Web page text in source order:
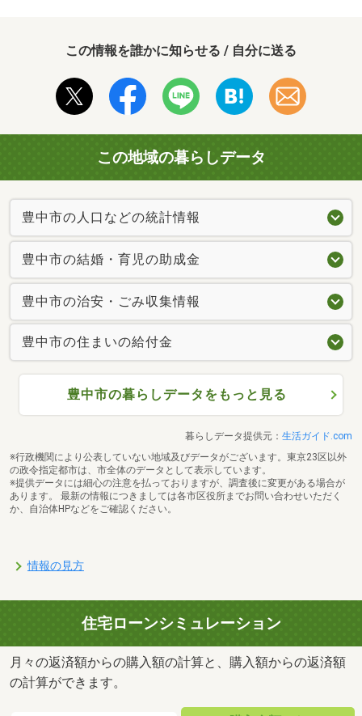
この情報を誰かに知らせる / 自分に送る
この地域の暮らしデータ
豊中市の人口などの統計情報
豊中市の結婚・育児の助成金
豊中市の治安・ごみ収集情報
豊中市の住まいの給付金
豊中市の暮らしデータをもっと見る
暮らしデータ提供元： 生活ガイド.com
※行政機関により公表していない地域及びデータがございます。東京23区以外
の政令指定都市は、市全体のデータとして表示しています。
※提供データには細心の注意を払っておりますが、調査後に変更がある場合が
あります。 最新の情報につきましては各市区役所までお問い合わせいただく
か、自治体HPなどをご確認ください。
情報の見方
住宅ローンシミュレーション
月々の返済額からの購入額の計算と、購入額からの返済額
の計算ができます。